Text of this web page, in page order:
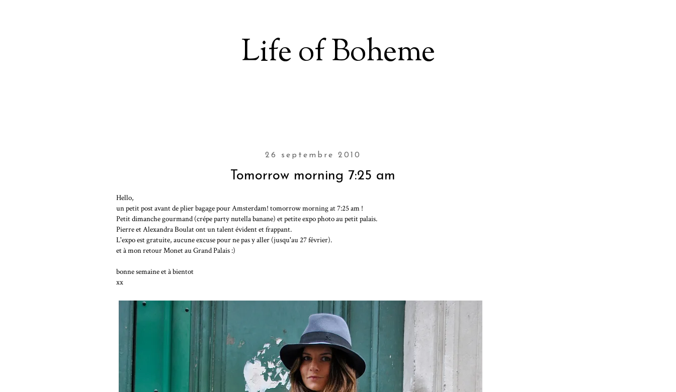
Life of Boheme
26 septembre 2010
Tomorrow morning 7:25 am
Hello,
un petit post avant de plier bagage pour Amsterdam! tomorrow morning at 7:25 am !
Petit dimanche gourmand (crépe party nutella banane) et petite expo photo au petit palais.
Pierre et Alexandra Boulat ont un talent évident et frappant.
L'expo est gratuite, aucune excuse pour ne pas y aller (jusqu'au 27 février).
et à mon retour Monet au Grand Palais :)
bonne semaine et à bientot
xx